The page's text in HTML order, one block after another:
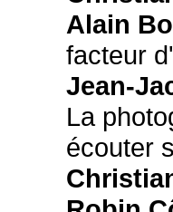
Alain
facteur
Jean-
La
écouter